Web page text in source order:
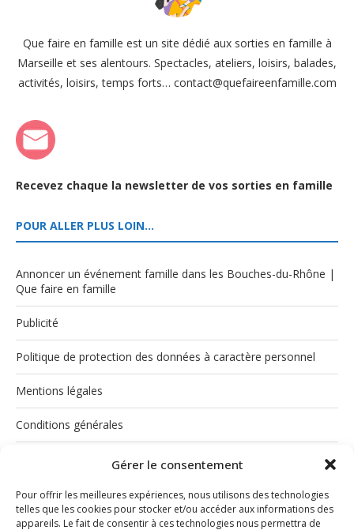
Gérer le consentement
Pour offrir les meilleures expériences, nous utilisons des technologies
telles que les cookies pour stocker et/ou accéder aux informations des
appareils. Le fait de consentir à ces technologies nous permettra de
Que faire en famille est un site dédié aux sorties en famille à
Marseille et ses alentours. Spectacles, ateliers, loisirs, balades,
activités, loisirs, temps forts… contact@quefaireenfamille.com
Recevez chaque la newsletter de vos sorties en famille
POUR ALLER PLUS LOIN…
Annoncer un événement famille dans les Bouches-du-Rhône |
Que faire en famille
Publicité
Politique de protection des données à caractère personnel
Mentions légales
Conditions générales
Politique de cookies (UE)